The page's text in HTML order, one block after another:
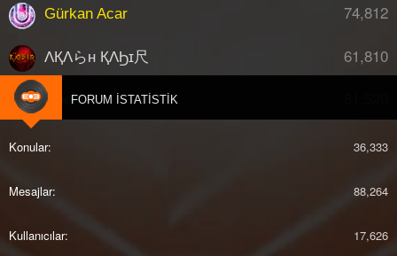
74,812
Gürkan Acar
61,810
ΛҚΛらн ҚΛϦɪ尺
djberkFORUM İSTATISTIK
Konular 36,333
Mesajlar 88,264
Kullanıcılar 17,626